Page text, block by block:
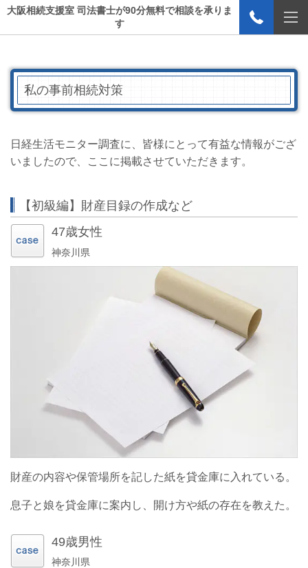
大阪相続支援室 司法書士が90分無料で相談を承りま
す
私の事前相続対策
日経生活モニター調査に、皆様にとって有益な情報がござ
いましたので、ここに掲載させていただきます。
【初級編】財産目録の作成など
47歳女性
神奈川県
財産の内容や保管場所を記した紙を貸金庫に入れている。
息子と娘を貸金庫に案内し、開け方や紙の存在を教えた。
49歳男性
神奈川県